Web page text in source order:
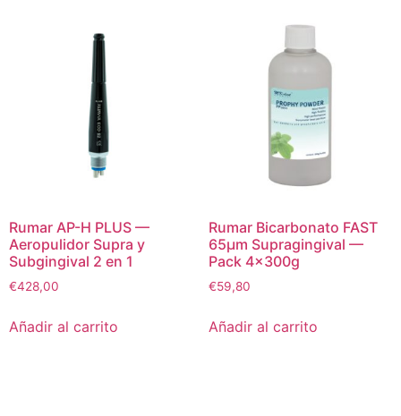
Rumar AP-H PLUS —
Aeropulidor Supra y
Subgingival 2 en 1
€428,00
Añadir al carrito
Rumar Bicarbonato FAST
65μm Supragingival —
Pack 4×300g
€59,80
Añadir al carrito